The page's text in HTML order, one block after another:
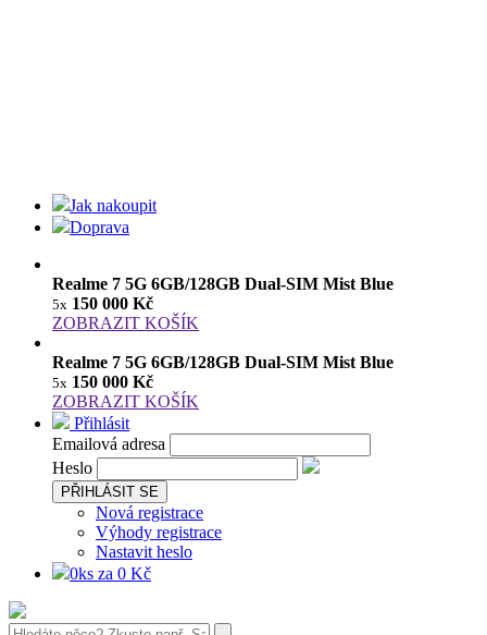
Jak nakoupit
Doprava
Realme 7 5G 6GB/128GB Dual-SIM Mist Blue
5x 150 000 Kč
ZOBRAZIT KOŠÍK
Realme 7 5G 6GB/128GB Dual-SIM Mist Blue
5x 150 000 Kč
ZOBRAZIT KOŠÍK
Přihlásit
Emailová adresa
Heslo
PŘIHLÁSIT SE
Nová registrace
Výhody registrace
Nastavit heslo
0ks za 0 Kč